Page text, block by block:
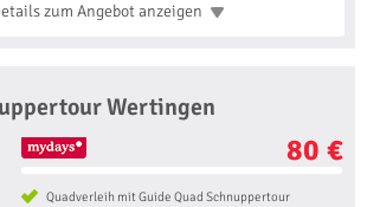
zum Angebotanzeigen
Wertingen
80 €
Quadverleih mit Guide Quad Schnuppertour